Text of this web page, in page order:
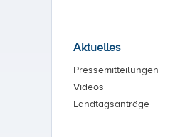
Aktuelles
Pressemitteilungen
Videos
Landtagsanträge